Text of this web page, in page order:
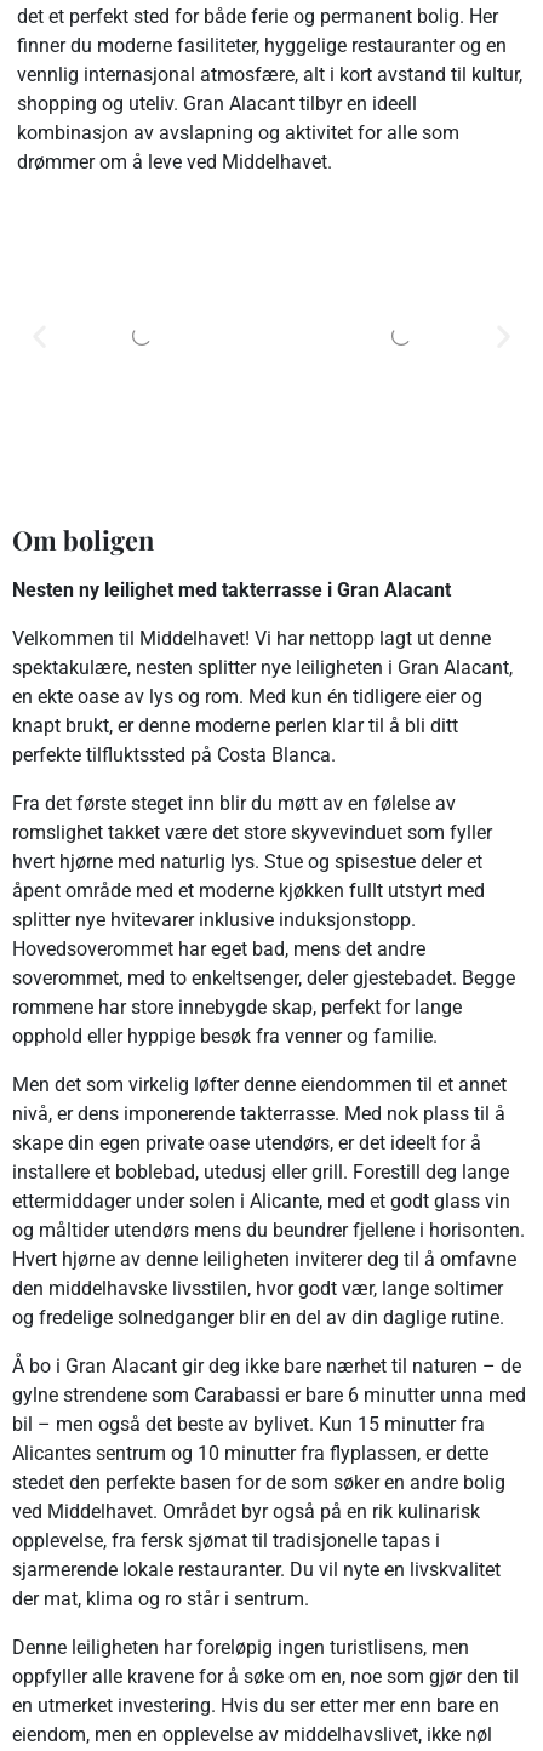
det et perfekt sted for både ferie og permanent bolig. Her
finner du moderne fasiliteter, hyggelige restauranter og en
vennlig internasjonal atmosfære, alt i kort avstand til kultur,
shopping og uteliv. Gran Alacant tilbyr en ideell
kombinasjon av avslapning og aktivitet for alle som
drømmer om å leve ved Middelhavet.
Om boligen
Nesten ny leilighet med takterrasse i Gran Alacant
Velkommen til Middelhavet! Vi har nettopp lagt ut denne
spektakulære, nesten splitter nye leiligheten i Gran Alacant,
en ekte oase av lys og rom. Med kun én tidligere eier og
knapt brukt, er denne moderne perlen klar til å bli ditt
perfekte tilfluktssted på Costa Blanca.
Fra det første steget inn blir du møtt av en følelse av
romslighet takket være det store skyvevinduet som fyller
hvert hjørne med naturlig lys. Stue og spisestue deler et
åpent område med et moderne kjøkken fullt utstyrt med
splitter nye hvitevarer inklusive induksjonstopp.
Hovedsoverommet har eget bad, mens det andre
soverommet, med to enkeltsenger, deler gjestebadet. Begge
rommene har store innebygde skap, perfekt for lange
opphold eller hyppige besøk fra venner og familie.
Men det som virkelig løfter denne eiendommen til et annet
nivå, er dens imponerende takterrasse. Med nok plass til å
skape din egen private oase utendørs, er det ideelt for å
installere et boblebad, utedusj eller grill. Forestill deg lange
ettermiddager under solen i Alicante, med et godt glass vin
og måltider utendørs mens du beundrer fjellene i horisonten.
Hvert hjørne av denne leiligheten inviterer deg til å omfavne
den middelhavske livsstilen, hvor godt vær, lange soltimer
og fredelige solnedganger blir en del av din daglige rutine.
Å bo i Gran Alacant gir deg ikke bare nærhet til naturen – de
gylne strendene som Carabassi er bare 6 minutter unna med
bil – men også det beste av bylivet. Kun 15 minutter fra
Alicantes sentrum og 10 minutter fra flyplassen, er dette
stedet den perfekte basen for de som søker en andre bolig
ved Middelhavet. Området byr også på en rik kulinarisk
opplevelse, fra fersk sjømat til tradisjonelle tapas i
sjarmerende lokale restauranter. Du vil nyte en livskvalitet
der mat, klima og ro står i sentrum.
Denne leiligheten har foreløpig ingen turistlisens, men
oppfyller alle kravene for å søke om en, noe som gjør den til
en utmerket investering. Hvis du ser etter mer enn bare en
eiendom, men en opplevelse av middelhavslivet, ikke nøl